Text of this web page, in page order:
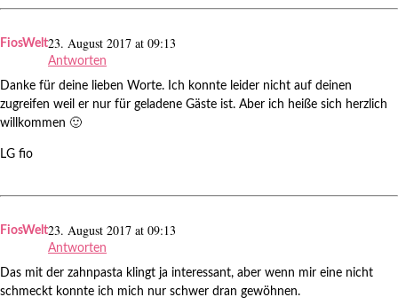
FiosWelt23. August 2017 at 09:13
Antworten
Danke für deine lieben Worte. Ich konnte leider nicht auf deinen
zugreifen weil er nur für geladene Gäste ist. Aber ich heiße sich herzlich
willkommen 🙂
LG fio
FiosWelt23. August 2017 at 09:13
Antworten
Das mit der zahnpasta klingt ja interessant, aber wenn mir eine nicht
schmeckt konnte ich mich nur schwer dran gewöhnen.